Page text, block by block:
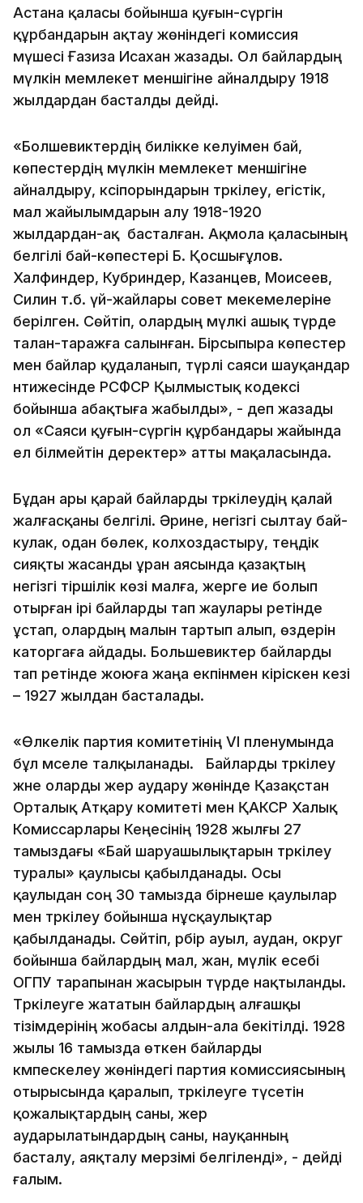
Астана қаласы бойынша қуғын-сүргін
құрбандарын ақтау жөніндегі комиссия
мүшесі Ғазиза Исахан жазады. Ол байлардың
мүлкін мемлекет меншігіне айналдыру 1918
жылдардан басталды дейді.
«Болшевиктердің билікке келуімен бай,
көпестердің мүлкін мемлекет меншігіне
айналдыру, кәсіпорындарын тәркілеу, егістік,
мал жайылымдарын алу 1918-1920
жылдардан-ақ басталған. Ақмола қаласының
белгілі бай-көпестері Б. Қосшығұлов.
Халфиндер, Кубриндер, Казанцев, Моисеев,
Силин т.б. үй-жайлары совет мекемелеріне
берілген. Сөйтіп, олардың мүлкі ашық түрде
талан-таражға салынған. Бірсыпыра көпестер
мен байлар қудаланып, түрлі саяси шауқандар
нәтижесінде РСФСР Қылмыстық кодексі
бойынша абақтыға жабылды», - деп жазады
ол «Саяси қуғын-сүргін құрбандары жайында
ел білмейтін деректер» атты мақаласында.
Бұдан ары қарай байларды тәркілеудің қалай
жалғасқаны белгілі. Әрине, негізгі сылтау бай-
кулак, одан бөлек, колхоздастыру, теңдік
сияқты жасанды ұран аясында қазақтың
негізгі тіршілік көзі малға, жерге ие болып
отырған ірі байларды тап жаулары ретінде
ұстап, олардың малын тартып алып, өздерін
каторгаға айдады. Большевиктер байларды
тап ретінде жоюға жаңа екпінмен кіріскен кезі
– 1927 жылдан басталады.
«Өлкелік партия комитетінің VI пленумында
бұл мәселе талқыланады. Байларды тәркілеу
және оларды жер аудару жөнінде Қазақстан
Орталық Атқару комитеті мен ҚАКСР Халық
Комиссарлары Кеңесінің 1928 жылғы 27
тамыздағы «Бай шаруашылықтарын тәркілеу
туралы» қаулысы қабылданады. Осы
қаулыдан соң 30 тамызда бірнеше қаулылар
мен тәркілеу бойынша нұсқаулықтар
қабылданады. Сөйтіп, әрбір ауыл, аудан, округ
бойынша байлардың мал, жан, мүлік есебі
ОГПУ тарапынан жасырын түрде нақтыланды.
Тәркілеуге жататын байлардың алғашқы
тізімдерінің жобасы алдын-ала бекітілді. 1928
жылы 16 тамызда өткен байларды
кәмпескелеу жөніндегі партия комиссиясының
отырысында қаралып, тәркілеуге түсетін
қожалықтардың саны, жер
аударылатындардың саны, науқанның
басталу, аяқталу мерзімі белгіленді», - дейді
ғалым.